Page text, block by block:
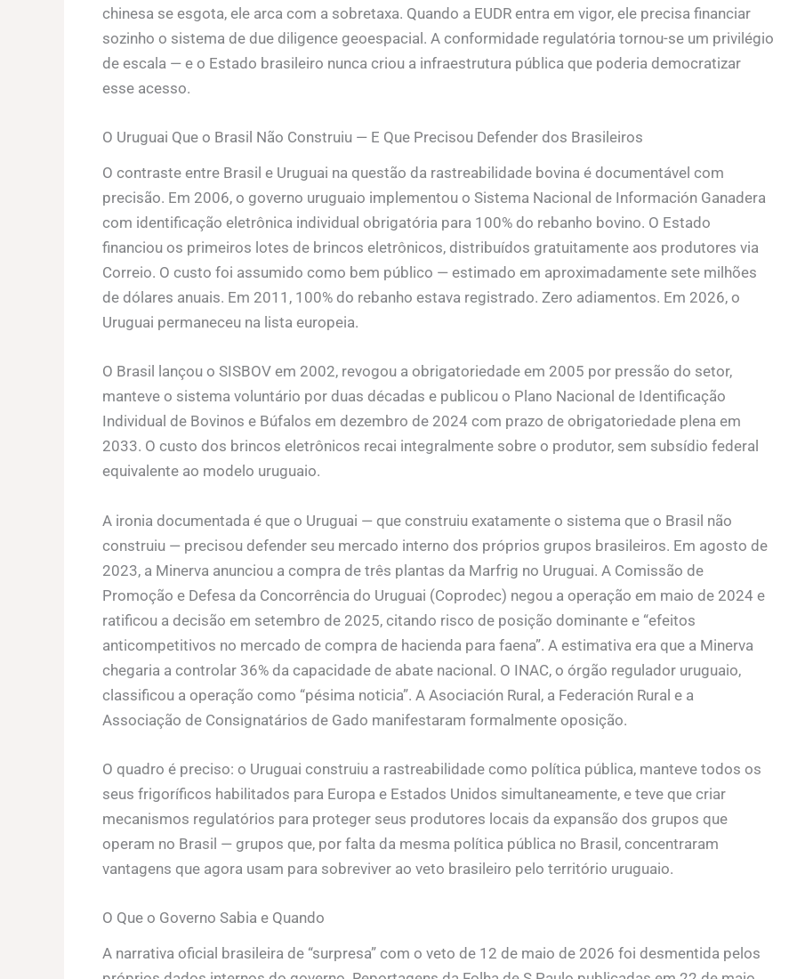
chinesa se esgota, ele arca com a sobretaxa. Quando a EUDR entra em vigor, ele precisa financiar
sozinho o sistema de due diligence geoespacial. A conformidade regulatória tornou-se um privilégio
de escala — e o Estado brasileiro nunca criou a infraestrutura pública que poderia democratizar
esse acesso.
O Uruguai Que o Brasil Não Construiu — E Que Precisou Defender dos Brasileiros
O contraste entre Brasil e Uruguai na questão da rastreabilidade bovina é documentável com
precisão. Em 2006, o governo uruguaio implementou o Sistema Nacional de Información Ganadera
com identificação eletrônica individual obrigatória para 100% do rebanho bovino. O Estado
financiou os primeiros lotes de brincos eletrônicos, distribuídos gratuitamente aos produtores via
Correio. O custo foi assumido como bem público — estimado em aproximadamente sete milhões
de dólares anuais. Em 2011, 100% do rebanho estava registrado. Zero adiamentos. Em 2026, o
Uruguai permaneceu na lista europeia.
O Brasil lançou o SISBOV em 2002, revogou a obrigatoriedade em 2005 por pressão do setor,
manteve o sistema voluntário por duas décadas e publicou o Plano Nacional de Identificação
Individual de Bovinos e Búfalos em dezembro de 2024 com prazo de obrigatoriedade plena em
2033. O custo dos brincos eletrônicos recai integralmente sobre o produtor, sem subsídio federal
equivalente ao modelo uruguaio.
A ironia documentada é que o Uruguai — que construiu exatamente o sistema que o Brasil não
construiu — precisou defender seu mercado interno dos próprios grupos brasileiros. Em agosto de
2023, a Minerva anunciou a compra de três plantas da Marfrig no Uruguai. A Comissão de
Promoção e Defesa da Concorrência do Uruguai (Coprodec) negou a operação em maio de 2024 e
ratificou a decisão em setembro de 2025, citando risco de posição dominante e “efeitos
anticompetitivos no mercado de compra de hacienda para faena”. A estimativa era que a Minerva
chegaria a controlar 36% da capacidade de abate nacional. O INAC, o órgão regulador uruguaio,
classificou a operação como “pésima noticia”. A Asociación Rural, a Federación Rural e a
Associação de Consignatários de Gado manifestaram formalmente oposição.
O quadro é preciso: o Uruguai construiu a rastreabilidade como política pública, manteve todos os
seus frigoríficos habilitados para Europa e Estados Unidos simultaneamente, e teve que criar
mecanismos regulatórios para proteger seus produtores locais da expansão dos grupos que
operam no Brasil — grupos que, por falta da mesma política pública no Brasil, concentraram
vantagens que agora usam para sobreviver ao veto brasileiro pelo território uruguaio.
O Que o Governo Sabia e Quando
A narrativa oficial brasileira de “surpresa” com o veto de 12 de maio de 2026 foi desmentida pelos